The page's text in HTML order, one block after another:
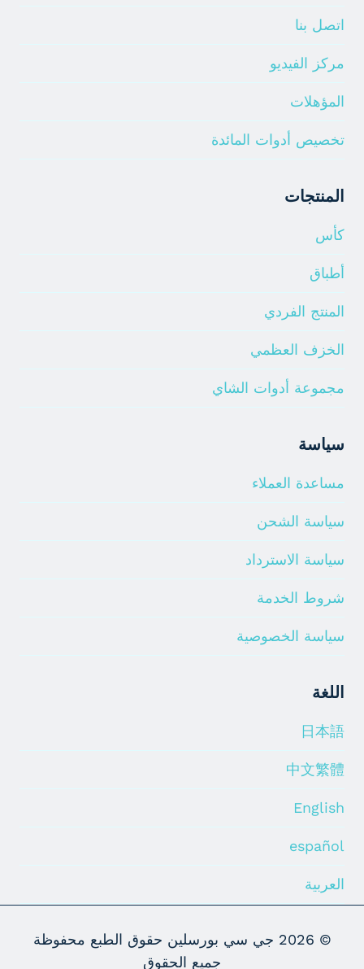
اتصل بنا
مركز الفيديو
المؤهلات
تخصيص أدوات المائدة
المنتجات
كأس
أطباق
المنتج الفردي
الخزف العظمي
مجموعة أدوات الشاي
سياسة
مساعدة العملاء
سياسة الشحن
سياسة الاسترداد
شروط الخدمة
سياسة الخصوصية
اللغة
日本語
中文繁體
English
español
العربية
© 2026
جي سي بورسلين حقوق الطبع محفوظة
جميع الحقوق